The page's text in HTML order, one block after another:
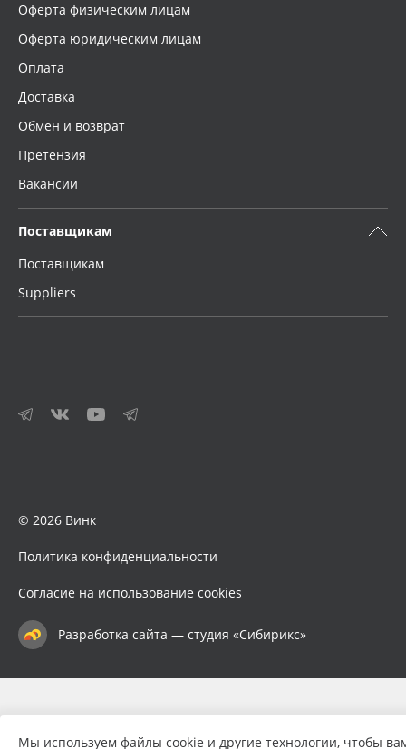
Оферта физическим лицам
Оферта юридическим лицам
Оплата
Доставка
Обмен и возврат
Претензия
Вакансии
Поставщикам
Поставщикам
Suppliers
© 2026 Винк
Политика конфиденциальности
Согласие на использование cookies
Разработка сайта — студия «Сибирикс»
Мы используем файлы cookie и другие технологии, чтобы